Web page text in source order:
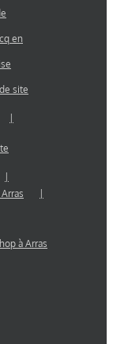
en
site
à Arras